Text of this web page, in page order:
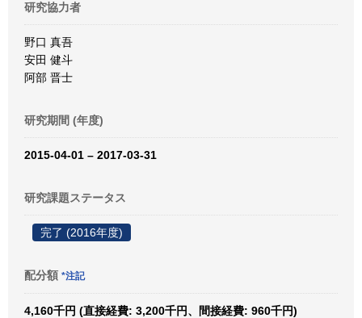
研究協力者
野口 真吾
安田 健斗
阿部 晋士
研究期間 (年度)
2015-04-01 – 2017-03-31
研究課題ステータス
完了 (2016年度)
配分額 *注記
4,160千円 (直接経費: 3,200千円、間接経費: 960千円)